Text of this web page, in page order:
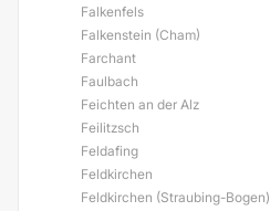
Falkenfels
Falkenstein (Cham)
Farchant
Faulbach
Feichten an der Alz
Feilitzsch
Feldafing
Feldkirchen
Feldkirchen (Straubing-Bogen)